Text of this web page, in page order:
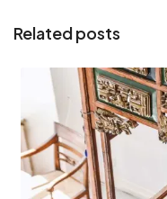
Related posts